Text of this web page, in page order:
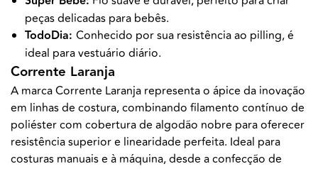
peças delicadas para bebês.
TodoDia: Conhecido por sua resistência ao pilling, é
ideal para vestuário diário.
Corrente Laranja
A marca Corrente Laranja representa o ápice da inovação
em linhas de costura, combinando filamento contínuo de
poliéster com cobertura de algodão nobre para oferecer
resistência superior e linearidade perfeita. Ideal para
costuras manuais e à máquina, desde a confecção de